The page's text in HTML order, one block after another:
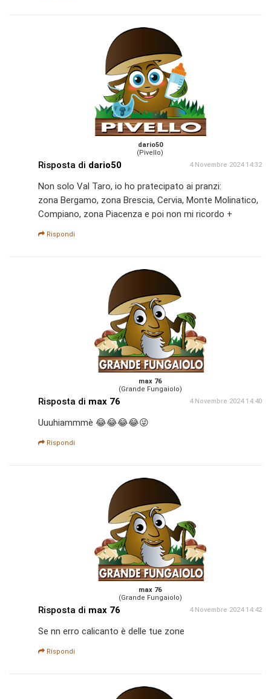
dario50
(Pivello)
Risposta di dario50 4 Novembre 2024 14:32
Non solo Val Taro, io ho pratecipato ai pranzi:
zona Bergamo, zona Brescia, Cervia, Monte Molinatico,
Compiano, zona Piacenza e poi non mi ricordo +
Rispondi
max 76
(Grande Fungaiolo)
Risposta di max 76 4 Novembre 2024 14:40
Uuuhiammmè 😂😂😂😂😜
Rispondi
max 76
(Grande Fungaiolo)
Risposta di max 76 4 Novembre 2024 14:42
Se nn erro calicanto è delle tue zone
Rispondi